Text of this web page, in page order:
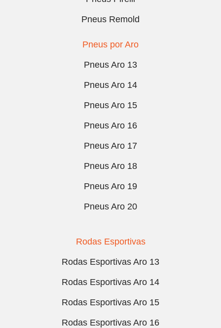
Pneus Remold
Pneus por Aro
Pneus Aro 13
Pneus Aro 14
Pneus Aro 15
Pneus Aro 16
Pneus Aro 17
Pneus Aro 18
Pneus Aro 19
Pneus Aro 20
Rodas Esportivas
Rodas Esportivas Aro 13
Rodas Esportivas Aro 14
Rodas Esportivas Aro 15
Rodas Esportivas Aro 16